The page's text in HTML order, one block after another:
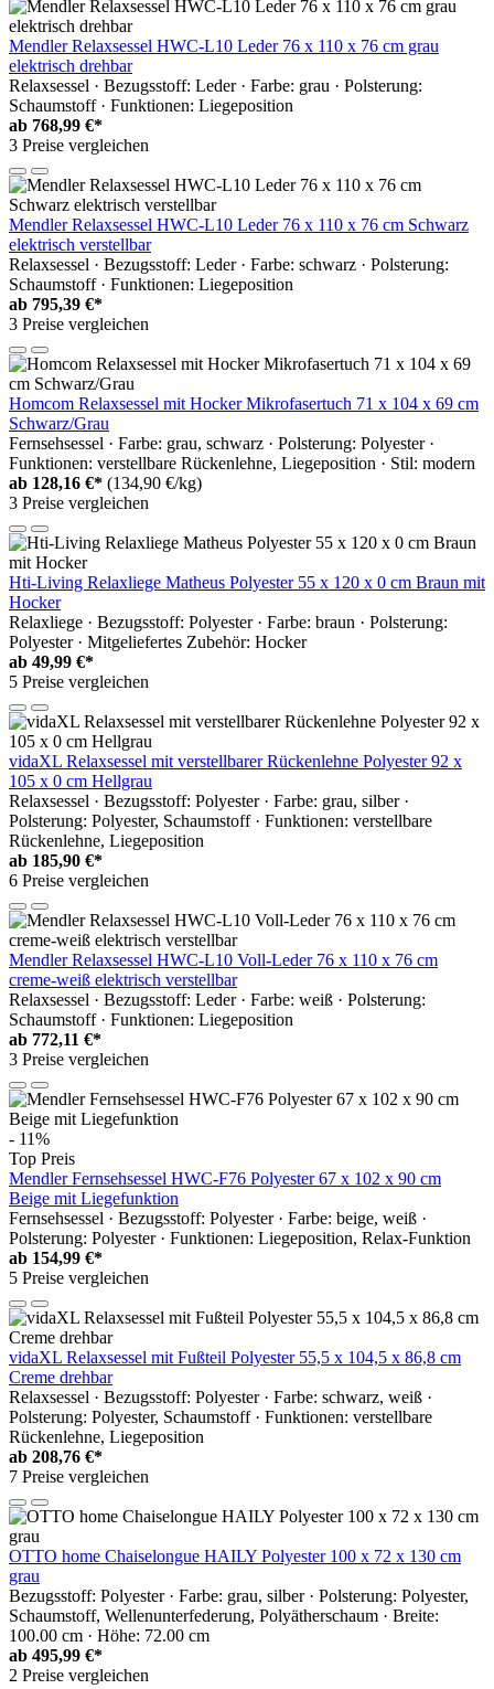
Mendler Relaxsessel HWC-L10 Leder 76 x 110 x 76 cm grau
elektrisch drehbar
Relaxsessel · Bezugsstoff: Leder · Farbe: grau · Polsterung:
Schaumstoff · Funktionen: Liegeposition
ab 768,99 €*
3 Preise vergleichen
Mendler Relaxsessel HWC-L10 Leder 76 x 110 x 76 cm Schwarz
elektrisch verstellbar
Relaxsessel · Bezugsstoff: Leder · Farbe: schwarz · Polsterung:
Schaumstoff · Funktionen: Liegeposition
ab 795,39 €*
3 Preise vergleichen
Homcom Relaxsessel mit Hocker Mikrofasertuch 71 x 104 x 69 cm
Schwarz/Grau
Fernsehsessel · Farbe: grau, schwarz · Polsterung: Polyester ·
Funktionen: verstellbare Rückenlehne, Liegeposition · Stil: modern
ab 128,16 €* (134,90 €/kg)
3 Preise vergleichen
Hti-Living Relaxliege Matheus Polyester 55 x 120 x 0 cm Braun mit
Hocker
Relaxliege · Bezugsstoff: Polyester · Farbe: braun · Polsterung:
Polyester · Mitgeliefertes Zubehör: Hocker
ab 49,99 €*
5 Preise vergleichen
vidaXL Relaxsessel mit verstellbarer Rückenlehne Polyester 92 x
105 x 0 cm Hellgrau
Relaxsessel · Bezugsstoff: Polyester · Farbe: grau, silber ·
Polsterung: Polyester, Schaumstoff · Funktionen: verstellbare
Rückenlehne, Liegeposition
ab 185,90 €*
6 Preise vergleichen
Mendler Relaxsessel HWC-L10 Voll-Leder 76 x 110 x 76 cm
creme-weiß elektrisch verstellbar
Relaxsessel · Bezugsstoff: Leder · Farbe: weiß · Polsterung:
Schaumstoff · Funktionen: Liegeposition
ab 772,11 €*
3 Preise vergleichen
- 11%
Top Preis
Mendler Fernsehsessel HWC-F76 Polyester 67 x 102 x 90 cm
Beige mit Liegefunktion
Fernsehsessel · Bezugsstoff: Polyester · Farbe: beige, weiß ·
Polsterung: Polyester · Funktionen: Liegeposition, Relax-Funktion
ab 154,99 €*
5 Preise vergleichen
vidaXL Relaxsessel mit Fußteil Polyester 55,5 x 104,5 x 86,8 cm
Creme drehbar
Relaxsessel · Bezugsstoff: Polyester · Farbe: schwarz, weiß ·
Polsterung: Polyester, Schaumstoff · Funktionen: verstellbare
Rückenlehne, Liegeposition
ab 208,76 €*
7 Preise vergleichen
OTTO home Chaiselongue HAILY Polyester 100 x 72 x 130 cm
grau
Bezugsstoff: Polyester · Farbe: grau, silber · Polsterung: Polyester,
Schaumstoff, Wellenunterfederung, Polyätherschaum · Breite:
100.00 cm · Höhe: 72.00 cm
ab 495,99 €*
2 Preise vergleichen